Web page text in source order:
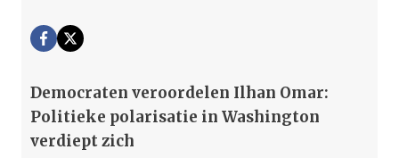
Democraten veroordelen Ilhan Omar:
Politieke polarisatie in Washington
verdiept zich